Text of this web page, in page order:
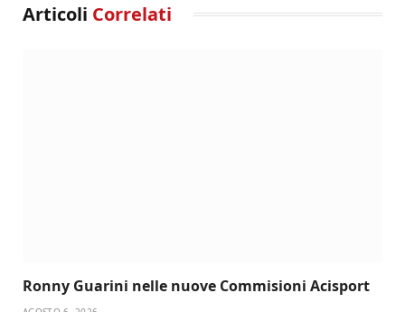
Articoli Correlati
Ronny Guarini nelle nuove Commisioni Acisport